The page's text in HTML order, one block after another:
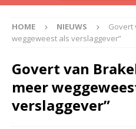
HOME NIEUWS
Govert
weggeweest als verslaggever”
Govert van
meer
verslaggever”